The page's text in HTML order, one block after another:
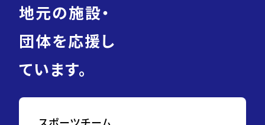
地元の施設・
団体を応援し
ています。
スポーツチーム